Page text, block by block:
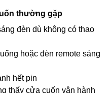
thường gặp
đèn dù không có thao
hoặc đèn remote sáng
hết pin
thấy cửa cuốn vận hành